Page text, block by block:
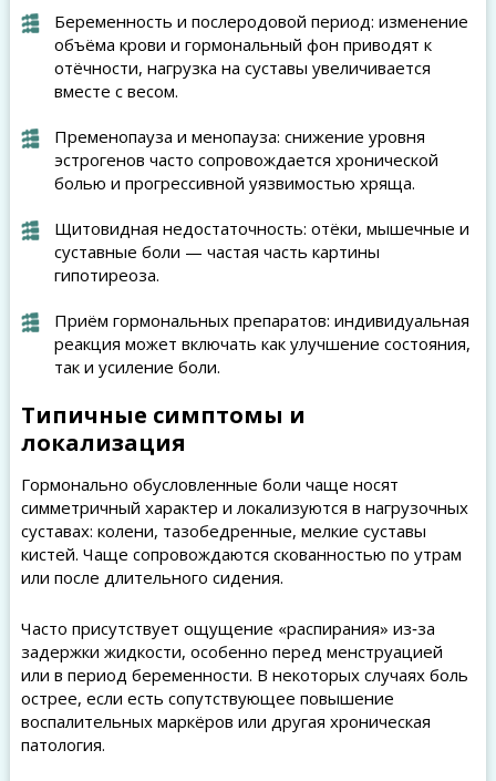
Беременность и послеродовой период: изменение
объёма крови и гормональный фон приводят к
отёчности, нагрузка на суставы увеличивается
вместе с весом.
Пременопауза и менопауза: снижение уровня
эстрогенов часто сопровождается хронической
болью и прогрессивной уязвимостью хряща.
Щитовидная недостаточность: отёки, мышечные и
суставные боли — частая часть картины
гипотиреоза.
Приём гормональных препаратов: индивидуальная
реакция может включать как улучшение состояния,
так и усиление боли.
Типичные симптомы и
локализация
Гормонально обусловленные боли чаще носят
симметричный характер и локализуются в нагрузочных
суставах: колени, тазобедренные, мелкие суставы
кистей. Чаще сопровождаются скованностью по утрам
или после длительного сидения.
Часто присутствует ощущение «распирания» из‑за
задержки жидкости, особенно перед менструацией
или в период беременности. В некоторых случаях боль
острее, если есть сопутствующее повышение
воспалительных маркёров или другая хроническая
патология.